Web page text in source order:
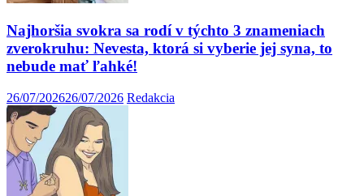
Najhoršia svokra sa rodí v týchto 3 znameniach
zverokruhu: Nevesta, ktorá si vyberie jej syna, to
nebude mať ľahké!
26/07/202626/07/2026 Redakcia